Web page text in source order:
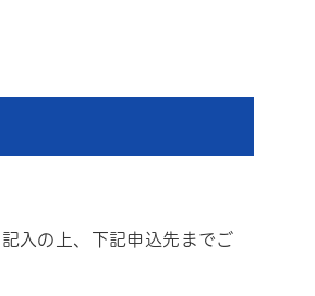
入の上、下記申込先までご